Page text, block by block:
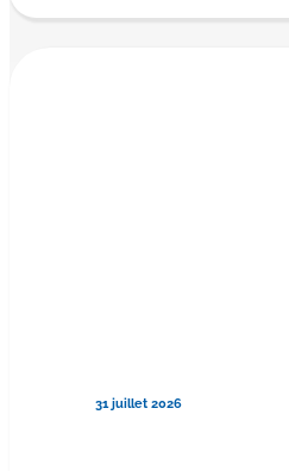
31 juillet 2026